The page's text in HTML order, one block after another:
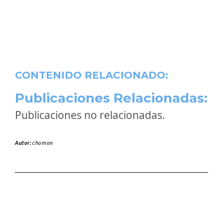
CONTENIDO RELACIONADO:
Publicaciones Relacionadas:
Publicaciones no relacionadas.
Autor:chomon